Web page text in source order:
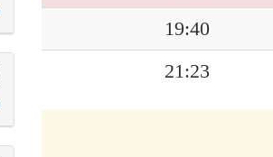
19:40
21:23